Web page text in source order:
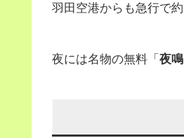
羽田空港からも急行で
夜には名物の無料「 夜